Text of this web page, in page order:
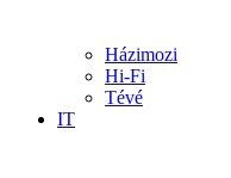
Házimozi
Hi-Fi
Tévé
IT